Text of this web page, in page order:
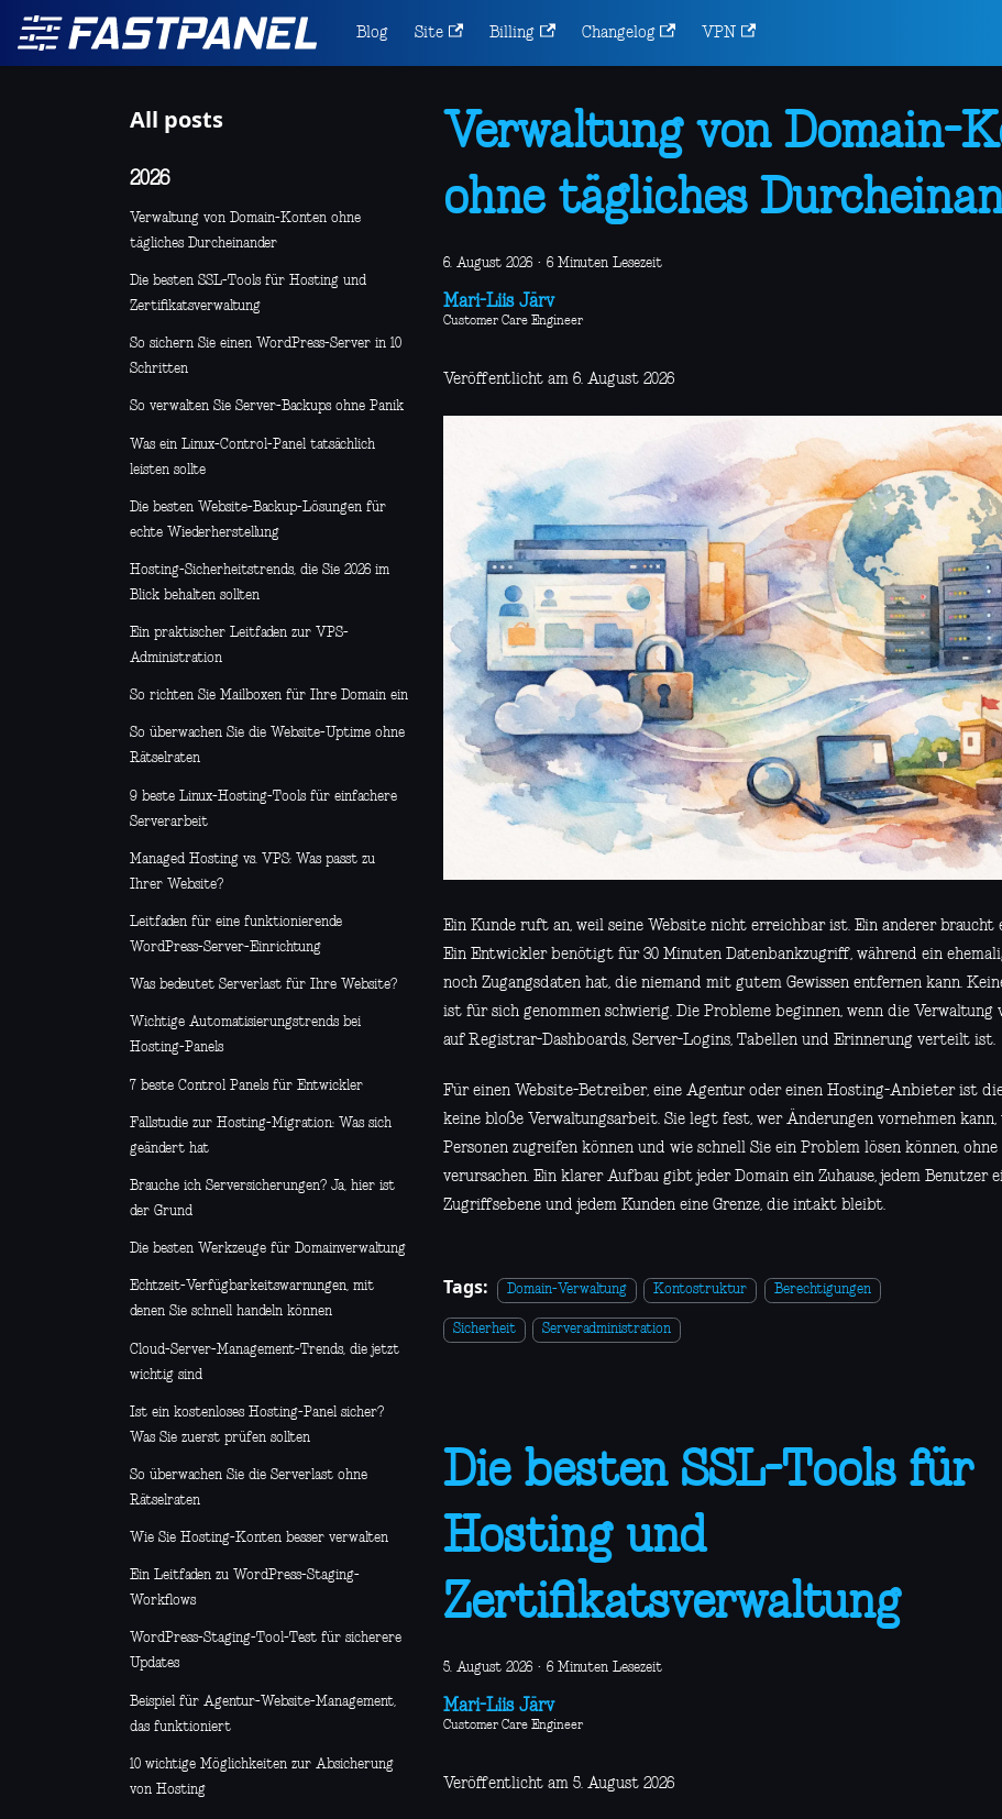
Blog Site Billing Changelog VPN
All posts
2026
Verwaltung von Domain-Konten ohne
tägliches Durcheinander
Die besten SSL-Tools für Hosting und
Zertifikatsverwaltung
So sichern Sie einen WordPress-Server in 10
Schritten
So verwalten Sie Server-Backups ohne Panik
Was ein Linux-Control-Panel tatsächlich
leisten sollte
Die besten Website-Backup-Lösungen für
echte Wiederherstellung
Hosting-Sicherheitstrends, die Sie 2026 im
Blick behalten sollten
Ein praktischer Leitfaden zur VPS-
Administration
So richten Sie Mailboxen für Ihre Domain ein
So überwachen Sie die Website-Uptime ohne
Rätselraten
9 beste Linux-Hosting-Tools für einfachere
Serverarbeit
Managed Hosting vs. VPS: Was passt zu
Ihrer Website?
Leitfaden für eine funktionierende
WordPress-Server-Einrichtung
Was bedeutet Serverlast für Ihre Website?
Wichtige Automatisierungstrends bei
Hosting-Panels
7 beste Control Panels für Entwickler
Fallstudie zur Hosting-Migration: Was sich
geändert hat
Brauche ich Serversicherungen? Ja, hier ist
der Grund
Die besten Werkzeuge für Domainverwaltung
Echtzeit-Verfügbarkeitswarnungen, mit
denen Sie schnell handeln können
Cloud-Server-Management-Trends, die jetzt
wichtig sind
Ist ein kostenloses Hosting-Panel sicher?
Was Sie zuerst prüfen sollten
So überwachen Sie die Serverlast ohne
Rätselraten
Wie Sie Hosting-Konten besser verwalten
Ein Leitfaden zu WordPress-Staging-
Workflows
WordPress-Staging-Tool-Test für sicherere
Updates
Beispiel für Agentur-Website-Management,
das funktioniert
10 wichtige Möglichkeiten zur Absicherung
von Hosting
Verwaltung von Domain-
ohne tägliches
6. August 2026 · 6 Minuten Lesezeit
Mari-Liis Järv
Customer Care Engineer
Veröffentlicht am 6. August 2026
Ein Kunde ruft an, weil seine Website nicht erreichbar ist. Ein anderer braucht
Ein Entwickler benötigt für 30 Minuten Datenbankzugriff, während ein
noch Zugangsdaten hat, die niemand mit gutem Gewissen entfernen kann.
ist für sich genommen schwierig. Die Probleme beginnen, wenn die Verwaltung
auf Registrar-Dashboards, Server-Logins, Tabellen und Erinnerung verteilt ist.
Für einen Website-Betreiber, eine Agentur oder einen Hosting-Anbieter ist
keine bloße Verwaltungsarbeit. Sie legt fest, wer Änderungen vornehmen kann,
Personen zugreifen können und wie schnell Sie ein Problem lösen können, ohne
verursachen. Ein klarer Aufbau gibt jeder Domain ein Zuhause, jedem Benutzer
Zugriffsebene und jedem Kunden eine Grenze, die intakt bleibt.
Tags: Domain-Verwaltung Kontostruktur Berechtigungen
Sicherheit Serveradministration
Die besten SSL-Tools für
Hosting und
Zertifikatsverwaltung
5. August 2026 · 6 Minuten Lesezeit
Mari-Liis Järv
Customer Care Engineer
Veröffentlicht am 5. August 2026